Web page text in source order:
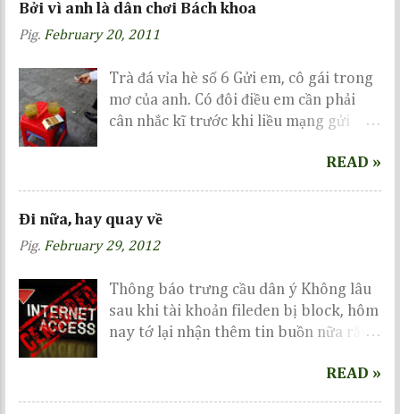
Bởi vì anh là dân chơi Bách khoa
Pig. February 20, 2011
Trà đá vỉa hè số 6 Gửi em, cô gái trong
mơ của anh. Có đôi điều em cần phải
cân nhắc kĩ trước khi liều mạng gửi
READ »
Đi nữa, hay quay về
Pig. February 29, 2012
Thông báo trưng cầu dân ý Không lâu
sau khi tài khoản fileden bị block, hôm
nay tớ lại nhận thêm tin buồn nữa rằng
trên mediafire đã bị lock mà không hề
READ »